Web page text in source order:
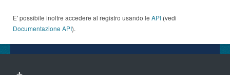
E' possibile inoltre accedere al registro usando le API (vedi
Documentazione API).